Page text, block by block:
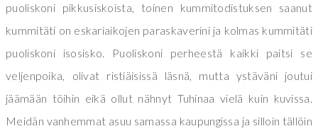
puoliskoni pikkusiskoista, toinen kummitodistuksen saanut
kummitäti on eskariaikojen paraskaverini ja kolmas kummitäti
puoliskoni isosisko. Puoliskoni perheestä kaikki paitsi se
veljenpoika, olivat ristiäisissä läsnä, mutta ystäväni joutui
jäämään töihin eikä ollut nähnyt Tuhinaa vielä kuin kuvissa.
Meidän vanhemmat asuu samassa kaupungissa ja silloin tällöin